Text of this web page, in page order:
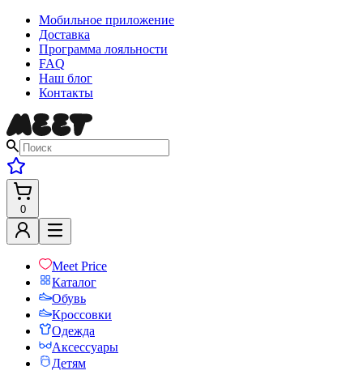
Мобильное приложение
Доставка
Программа лояльности
FAQ
Наш блог
Контакты
0
Meet Price
Каталог
Обувь
Кроссовки
Одежда
Аксессуары
Детям